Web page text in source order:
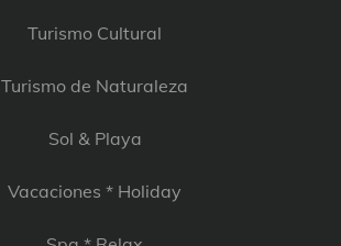
Turismo Cultural
Turismo de Naturaleza
Sol & Playa
Vacaciones * Holiday